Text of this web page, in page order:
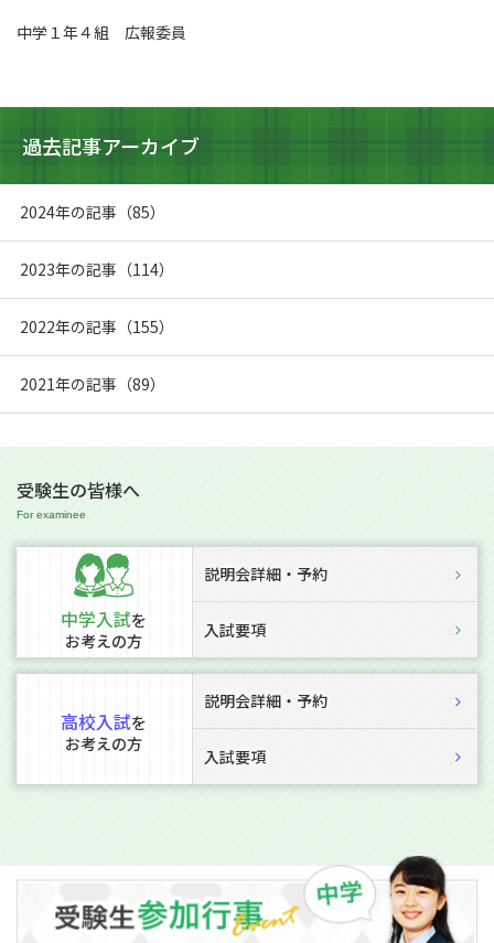
中学１年４組 広報委員
過去記事アーカイブ
2024年の記事（85）
2023年の記事（114）
2022年の記事（155）
2021年の記事（89）
受験生の皆様へ
中学入試を
お考えの方
説明会詳細・予約
入試要項
高校入試を
お考えの方
説明会詳細・予約
入試要項